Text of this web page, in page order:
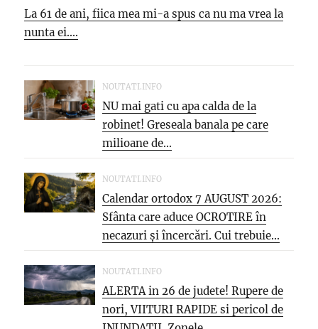
La 61 de ani, fiica mea mi-a spus ca nu ma vrea la
nunta ei....
NOUTATI.INFO
NU mai gati cu apa calda de la
robinet! Greseala banala pe care
milioane de...
NOUTATI.INFO
Calendar ortodox 7 AUGUST 2026:
Sfânta care aduce OCROTIRE în
necazuri și încercări. Cui trebuie...
NOUTATI.INFO
ALERTA in 26 de judete! Rupere de
nori, VIITURI RAPIDE si pericol de